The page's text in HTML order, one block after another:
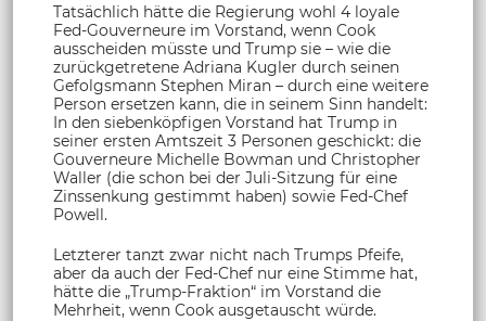
Tatsächlich hätte die Regierung wohl 4 loyale
Fed-Gouverneure im Vorstand, wenn Cook
ausscheiden müsste und Trump sie – wie die
zurückgetretene Adriana Kugler durch seinen
Gefolgsmann Stephen Miran – durch eine weitere
Person ersetzen kann, die in seinem Sinn handelt:
In den siebenköpfigen Vorstand hat Trump in
seiner ersten Amtszeit 3 Personen geschickt: die
Gouverneure Michelle Bowman und Christopher
Waller (die schon bei der Juli-Sitzung für eine
Zinssenkung gestimmt haben) sowie Fed-Chef
Powell.
Letzterer tanzt zwar nicht nach Trumps Pfeife,
aber da auch der Fed-Chef nur eine Stimme hat,
hätte die „Trump-Fraktion“ im Vorstand die
Mehrheit, wenn Cook ausgetauscht würde.